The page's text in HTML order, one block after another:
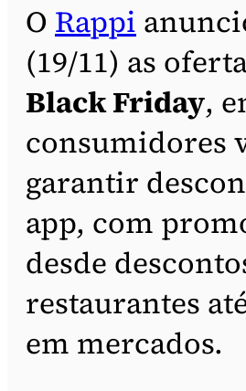
O Rappi
(19/11) as
Black Friday,
consumidores
garantir
app, com
desde
restaurantes
em mercados.